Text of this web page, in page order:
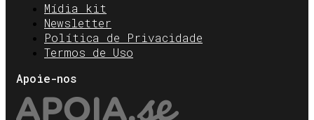
Mídia kit
Newsletter
Política de Privacidade
Termos de Uso
Apoie-nos